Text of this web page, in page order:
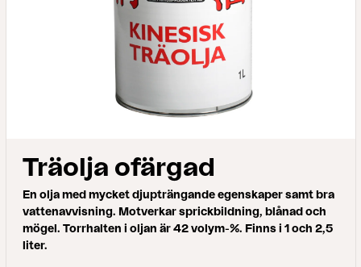
Träolja ofärgad
En olja med mycket djupträngande egenskaper samt bra
vattenavvisning. Motverkar sprickbildning, blånad och
mögel. Torrhalten i oljan är 42 volym-%. Finns i 1 och 2,5
liter.